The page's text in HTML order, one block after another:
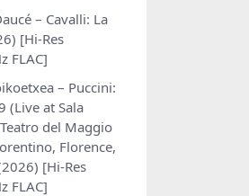
– Cavalli: La
[Hi-Res
FLAC]
– Puccini:
(Live at Sala
del Maggio
Florence,
[Hi-Res
FLAC]